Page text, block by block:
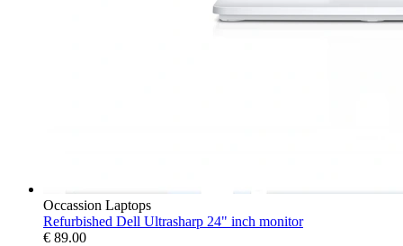
Occassion Laptops
Refurbished Dell Ultrasharp 24" inch monitor
€ 89.00